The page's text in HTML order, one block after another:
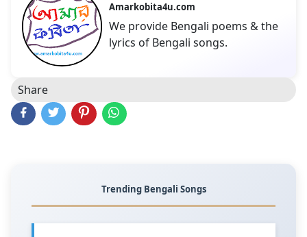
Amarkobita4u.com
We provide Bengali poems & the
lyrics of Bengali songs.
Share
Trending Bengali Songs